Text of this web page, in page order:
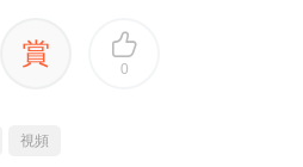
賞 0
視頻